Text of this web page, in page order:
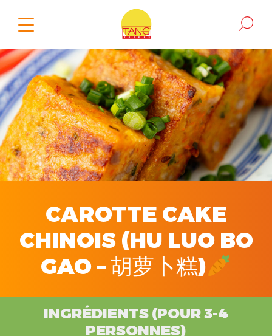
CAROTTE CAKE
CHINOIS (HU LUO BO
GAO – 胡萝卜糕)
INGRÉDIENTS (POUR 3-4
PERSONNES)